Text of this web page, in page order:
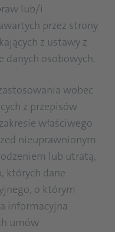
lub/i
przez strony
z ustawy z
danych osobowych.
wobec
z przepisów
właściwego
nieuprawnionym
lub utratą,
których dane
o którym
informacyjna
umów